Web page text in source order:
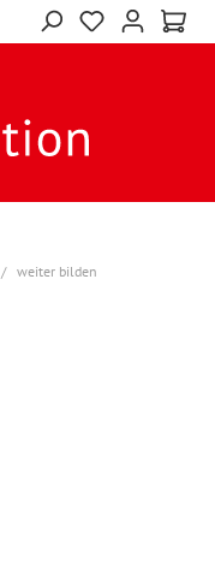
/ weiter bilden